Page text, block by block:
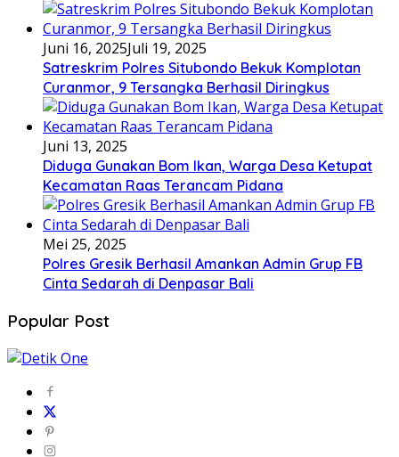
Juni 16, 2025Juli 19, 2025
Satreskrim Polres Situbondo Bekuk Komplotan
Curanmor, 9 Tersangka Berhasil Diringkus
Juni 13, 2025
Diduga Gunakan Bom Ikan, Warga Desa Ketupat
Kecamatan Raas Terancam Pidana
Mei 25, 2025
Polres Gresik Berhasil Amankan Admin Grup FB
Cinta Sedarah di Denpasar Bali
Popular Post